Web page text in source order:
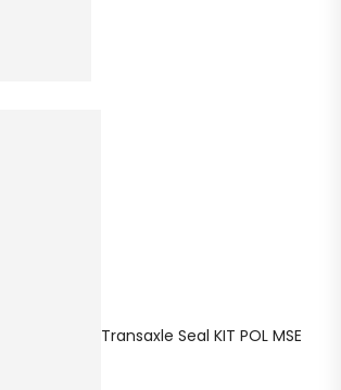
Transaxle Seal KIT POL MSE